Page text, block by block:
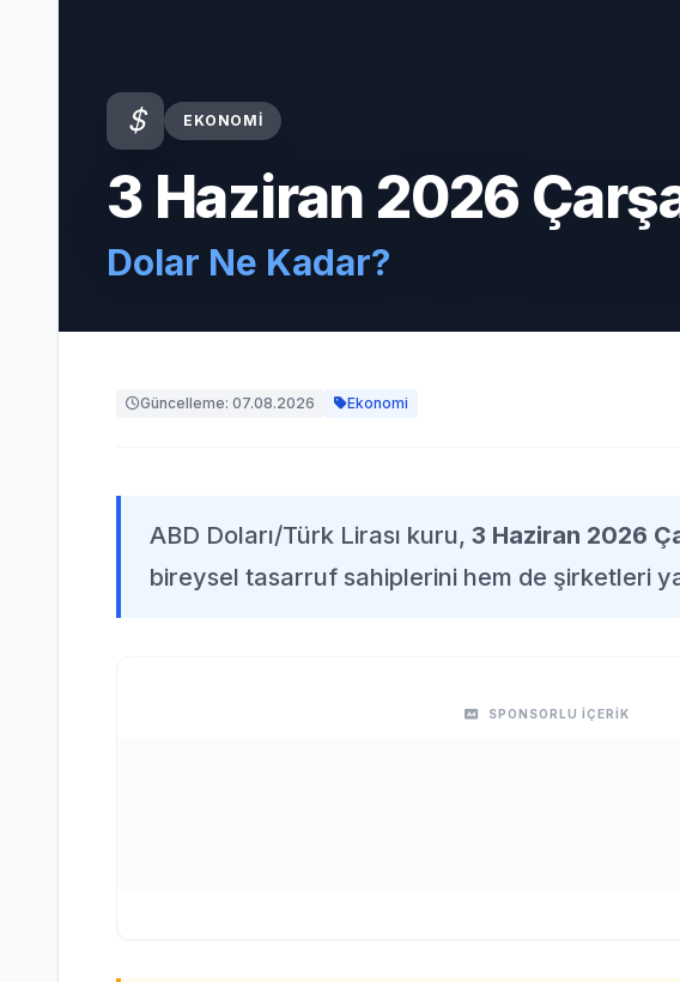
EKONOMI
3 Haziran 2026
Dolar Ne Kadar?
Güncelleme: 07.08.2026 Ekonomi
ABD Doları/Türk Lirası kuru, 3 Haziran 2026
bireysel tasarruf sahiplerini hem de şirketleri
SPONSORLU İÇERİK